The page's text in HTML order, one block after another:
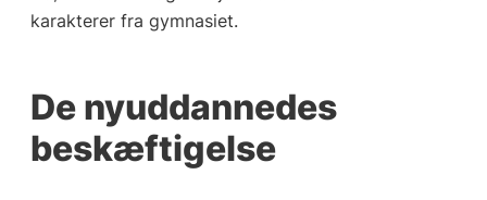
karakterer fra gymnasiet.
De nyuddannedes
beskæftigelse